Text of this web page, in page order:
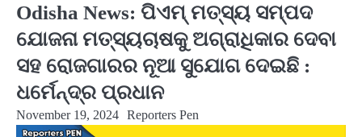
Odisha News: ପିଏମ୍ ମତ୍ସ୍ୟ ସମ୍ପଦ
ଯୋଜନା ମତ୍ସ୍ୟଚାଷକୁ ଅଗ୍ରାଧିକାର ଦେବା
ସହ ରୋଜଗାରର ନୂଆ ସୁଯୋଗ ଦେଇଛି :
ଧର୍ମେନ୍ଦ୍ର ପ୍ରଧାନ
November 19, 2024 Reporters Pen